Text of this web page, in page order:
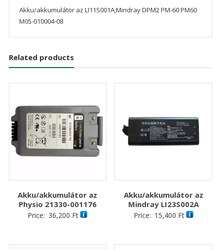
Akku/akkumulátor az LI11S001A,Mindray DPM2 PM-60 PM60
M05-010004-08
Related products
Akku/akkumulátor az
Physio 21330-001176
Price: 36,200 Ft
Akku/akkumulátor az
Mindray LI23S002A
Price: 15,400 Ft